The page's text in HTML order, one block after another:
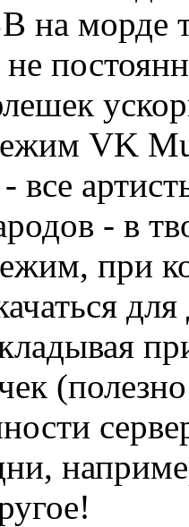
на морде
не
VK
все
- в
при